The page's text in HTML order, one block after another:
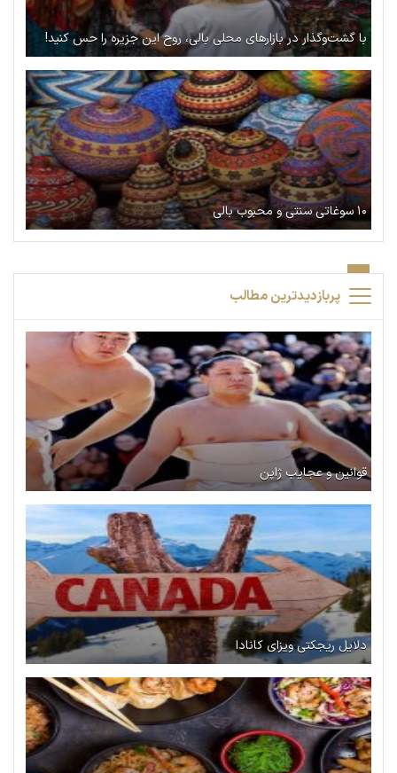
با گشت‌وگذار در بازارهای محلی بالی، روح این جزیره را حس کنید!
۱۰ سوغاتی سنتی و محبوب بالی
پربازدیدترین مطالب
قوانین و عجایب ژاپن
دلایل ریجکتی ویزای کانادا